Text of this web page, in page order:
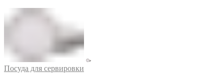
Посуда для сервировки